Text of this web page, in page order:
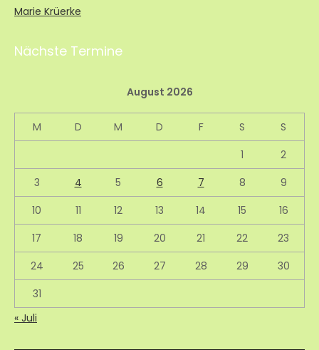
Marie Krüerke
Nächste Termine
August 2026
M D M D F S
S
1
2
3
4 5 6 7 8
9
10
11 12 13 14 15
16
17
18 19 20 21 22
23
24
25 26 27 28 29
30
31
« Juli